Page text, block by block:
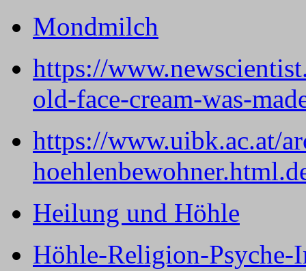
Mondmilch
https://
old-face-cream-was-
https://www.uibk.ac.at/
Heilung und Höhle
Höhle-Religion-Psyche-